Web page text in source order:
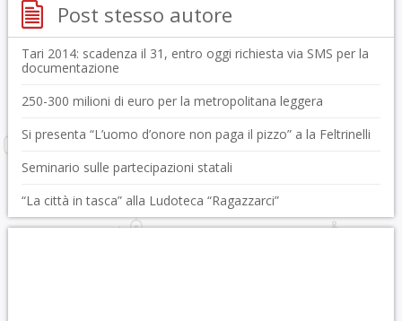
Post stesso autore
Tari 2014: scadenza il 31, entro oggi richiesta via SMS per la
documentazione
250-300 milioni di euro per la metropolitana leggera
Si presenta “L’uomo d’onore non paga il pizzo” a la Feltrinelli
Seminario sulle partecipazioni statali
“La città in tasca” alla Ludoteca “Ragazzarci”